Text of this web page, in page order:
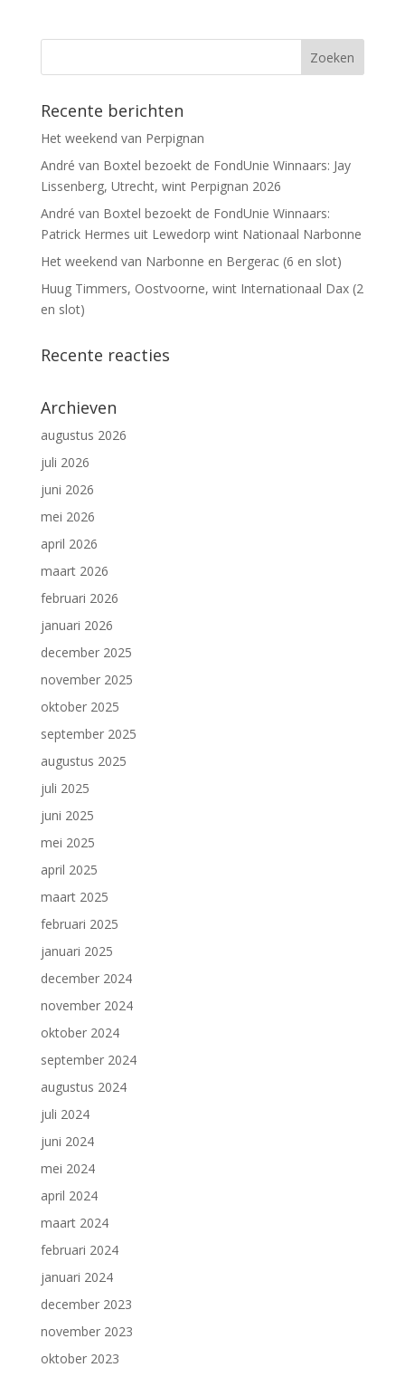
Recente berichten
Het weekend van Perpignan
André van Boxtel bezoekt de FondUnie Winnaars: Jay
Lissenberg, Utrecht, wint Perpignan 2026
André van Boxtel bezoekt de FondUnie Winnaars:
Patrick Hermes uit Lewedorp wint Nationaal Narbonne
Het weekend van Narbonne en Bergerac (6 en slot)
Huug Timmers, Oostvoorne, wint Internationaal Dax (2
en slot)
Recente reacties
Archieven
augustus 2026
juli 2026
juni 2026
mei 2026
april 2026
maart 2026
februari 2026
januari 2026
december 2025
november 2025
oktober 2025
september 2025
augustus 2025
juli 2025
juni 2025
mei 2025
april 2025
maart 2025
februari 2025
januari 2025
december 2024
november 2024
oktober 2024
september 2024
augustus 2024
juli 2024
juni 2024
mei 2024
april 2024
maart 2024
februari 2024
januari 2024
december 2023
november 2023
oktober 2023